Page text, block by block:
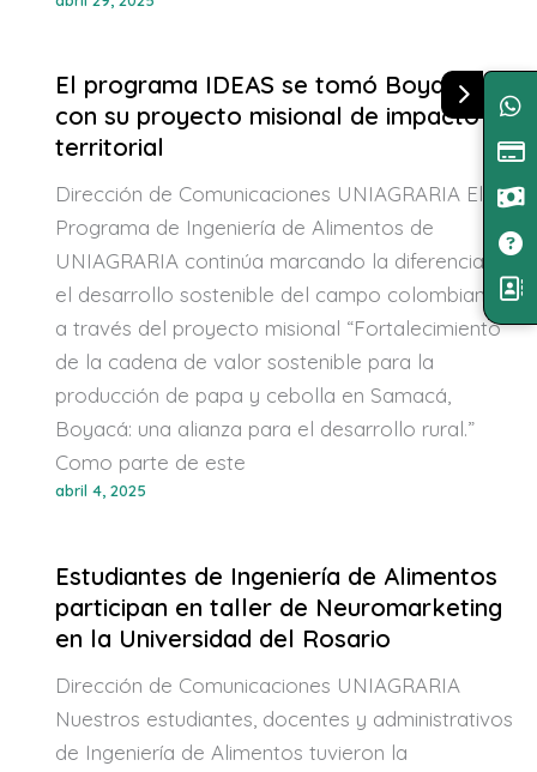
El programa IDEAS se tomó Boyacá
con su proyecto misional de impacto
territorial
Dirección de Comunicaciones UNIAGRARIA El
Programa de Ingeniería de Alimentos de
UNIAGRARIA continúa marcando la diferencia en
el desarrollo sostenible del campo colombiano
a través del proyecto misional “Fortalecimiento
de la cadena de valor sostenible para la
producción de papa y cebolla en Samacá,
Boyacá: una alianza para el desarrollo rural.”
Como parte de este
abril 4, 2025
Estudiantes de Ingeniería de Alimentos
participan en taller de Neuromarketing
en la Universidad del Rosario
Dirección de Comunicaciones UNIAGRARIA
Nuestros estudiantes, docentes y administrativos
de Ingeniería de Alimentos tuvieron la